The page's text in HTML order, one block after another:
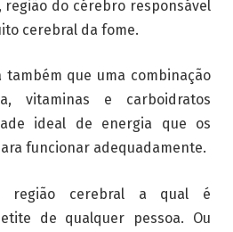
região do cérebro responsável
cerebral da fome.
também que uma combinação
vitaminas e carboidratos
ideal de energia que os
funcionar adequadamente.
região cerebral a qual é
de qualquer pessoa. Ou